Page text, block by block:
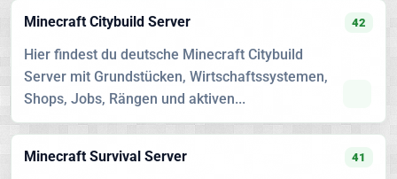
Minecraft Citybuild Server 42
Hier findest du deutsche Minecraft Citybuild
Server mit Grundstücken, Wirtschaftssystemen,
Shops, Jobs, Rängen und aktiven...
Minecraft Survival Server 41